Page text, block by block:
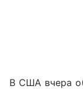
В США вчера